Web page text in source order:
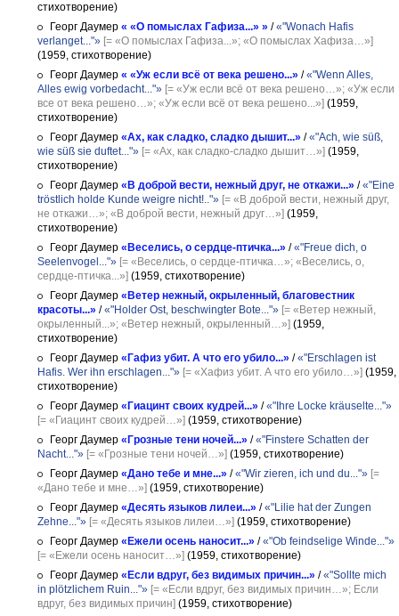
стихотворение)
Георг Даумер « «О помыслах Гафиза...» » /«"Wonach Hafis
verlanget..."» [= «О помыслах Гафиза...»; «О помыслах Хафиза…»]
(1959, стихотворение)
Георг Даумер « «Уж если всё от века решено...» /«"Wenn Alles,
Alles ewig vorbedacht..."» [= «Уж если всё от века решено…»; «Уж если
все от века решено…»; «Уж если всё от века решено...»] (1959,
стихотворение)
Георг Даумер «Ах, как сладко, сладко дышит...» /«"Ach, wie süß,
wie süß sie duftet..."» [= «Ах, как сладко-сладко дышит…»] (1959,
стихотворение)
Георг Даумер «В доброй вести, нежный друг, не откажи...» /«"Eine
tröstlich holde Kunde weigre nicht!.."» [= «В доброй вести, нежный друг,
не откажи…»; «В доброй вести, нежный друг…»] (1959,
стихотворение)
Георг Даумер «Веселись, о сердце-птичка...» /«"Freue dich, o
Seelenvogel..."» [= «Веселись, о сердце-птичка…»; «Веселись, о,
сердце-птичка...»] (1959, стихотворение)
Георг Даумер «Ветер нежный, окрыленный, благовестник
красоты...» /«"Holder Ost, beschwingter Bote..."» [= «Ветер нежный,
окрыленный...»; «Ветер нежный, окрыленный…»] (1959,
стихотворение)
Георг Даумер «Гафиз убит. А что его убило...» /«"Erschlagen ist
Hafis. Wer ihn erschlagen..."» [= «Хафиз убит. А что его убило…»] (1959,
стихотворение)
Георг Даумер «Гиацинт своих кудрей...» /«"Ihre Locke kräuselte..."»
[= «Гиацинт своих кудрей…»] (1959, стихотворение)
Георг Даумер «Грозные тени ночей...» /«"Finstere Schatten der
Nacht..."» [= «Грозные тени ночей…»] (1959, стихотворение)
Георг Даумер «Дано тебе и мне...» /«"Wir zieren, ich und du..."» [=
«Дано тебе и мне…»] (1959, стихотворение)
Георг Даумер «Десять языков лилеи...» /«"Lilie hat der Zungen
Zehne..."» [= «Десять языков лилеи…»] (1959, стихотворение)
Георг Даумер «Ежели осень наносит...» /«"Ob feindselige Winde..."»
[= «Ежели осень наносит…»] (1959, стихотворение)
Георг Даумер «Если вдруг, без видимых причин...» /«"Sollte mich
in plötzlichem Ruin..."» [= «Если вдруг, без видимых причин…»; Если
вдруг, без видимых причин] (1959, стихотворение)